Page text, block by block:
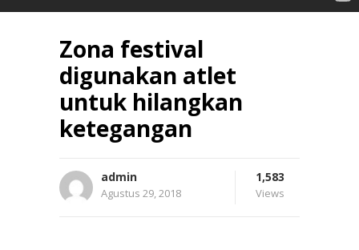
Zona festival
digunakan atlet
untuk hilangkan
ketegangan
admin
Agustus 29, 2018
1,583
Views